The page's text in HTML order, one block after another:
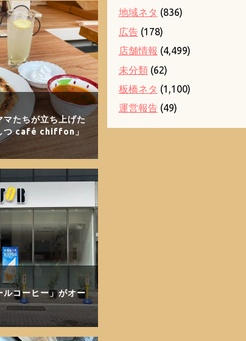
マたちが立ち上げた
つ café chiffon」
コーヒー」がオー
地域ネタ (836)
広告(178)
店舗情報 (4,499)
未分類(62)
板橋ネタ (1,100)
運営報告(49)